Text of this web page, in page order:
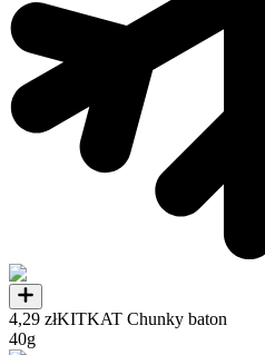
4,29 złKITKAT Chunky baton
40g